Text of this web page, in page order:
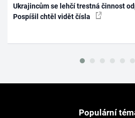
Ukrajincům se lehčí trestná činnost
Pospíšil chtěl vidět čísla
Populární